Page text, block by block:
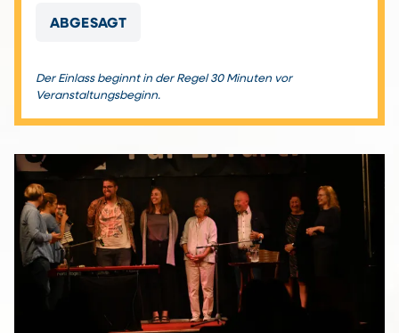
ABGESAGT
Der Einlass beginnt in der Regel 30 Minuten vor
Veranstaltungsbeginn.